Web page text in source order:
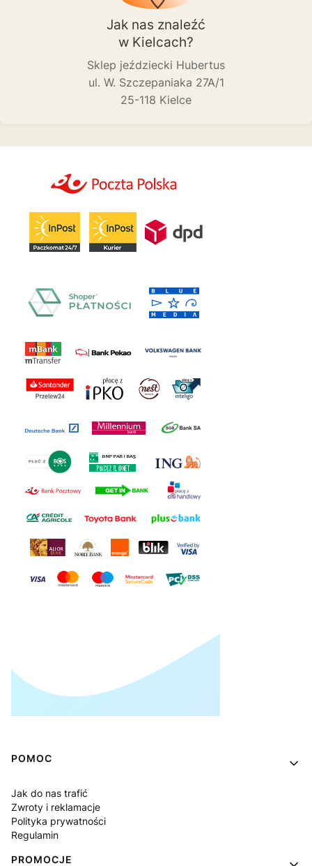
Jak nas znaleźć
w Kielcach?
Sklep jeździecki Hubertus
ul. W. Szczepaniaka 27A/1
25-118 Kielce
Linki w stopce
POMOC
Jak do nas trafić
Zwroty i reklamacje
Polityka prywatności
Regulamin
PROMOCJE